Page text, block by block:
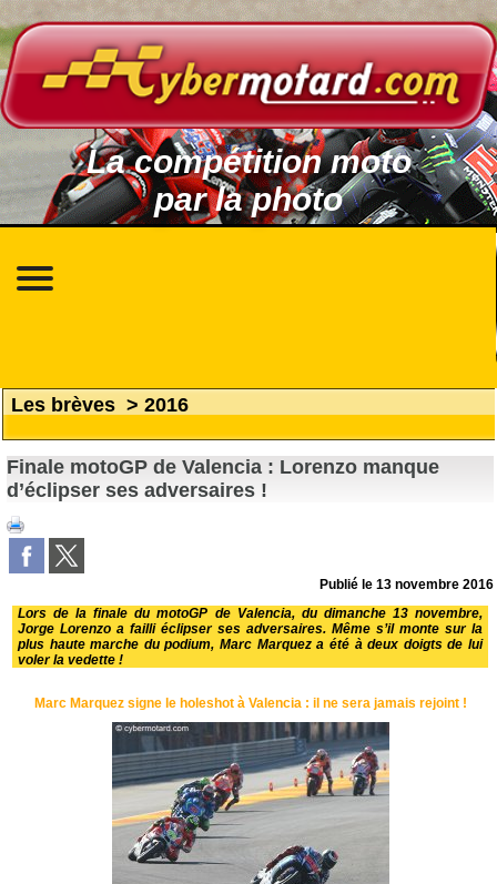
La compétition moto
par la photo
Les brèves > 2016
Finale motoGP de Valencia : Lorenzo manque
d’éclipser ses adversaires !
Publié le13 novembre 2016
Lors de la finale du motoGP de Valencia, du dimanche 13 novembre,
Jorge Lorenzo a failli éclipser ses adversaires. Même s’il monte sur la
plus haute marche du podium, Marc Marquez a été à deux doigts de lui
voler la vedette !
Marc Marquez signe le holeshot à Valencia : il ne sera jamais rejoint !